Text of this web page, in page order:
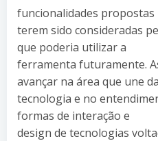
funcionalidades propostas
terem sido consideradas
que poderia utilizar a
ferramenta futuramente.
avançar na área que une
tecnologia e no
formas de interação e
design de tecnologias